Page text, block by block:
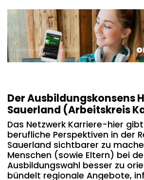
Der Ausbildungskonsens
Sauerland (Arbeitskreis
Das Netzwerk Karriere-hier
berufliche Perspektiven in der
Sauerland sichtbarer zu
Menschen (sowie Eltern) bei
Ausbildungswahl besser zu
bündelt regionale Angebote,